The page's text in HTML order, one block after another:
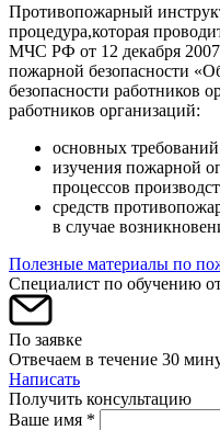
Противопожарный
процедура,которая
МЧС РФ от 12 декабря
пожарной безопасности
безопасности работников
работников организаций:
основных
изучения пожарной
процессов
средств
в случае
Полезные материалы по
Специалист по обучению
По заявке
Отвечаем в течение 30
Написать
Получить консультацию
Ваше имя *